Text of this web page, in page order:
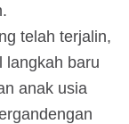
telah terjalin,
langkah baru
anak usia